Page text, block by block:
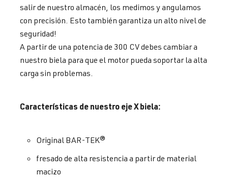
salir de nuestro almacén, los medimos y angulamos
con precisión. Esto también garantiza un alto nivel de
seguridad!
A partir de una potencia de 300 CV debes cambiar a
nuestro biela para que el motor pueda soportar la alta
carga sin problemas.
Características de nuestro eje X biela:
Original BAR-TEK®
fresado de alta resistencia a partir de material
macizo